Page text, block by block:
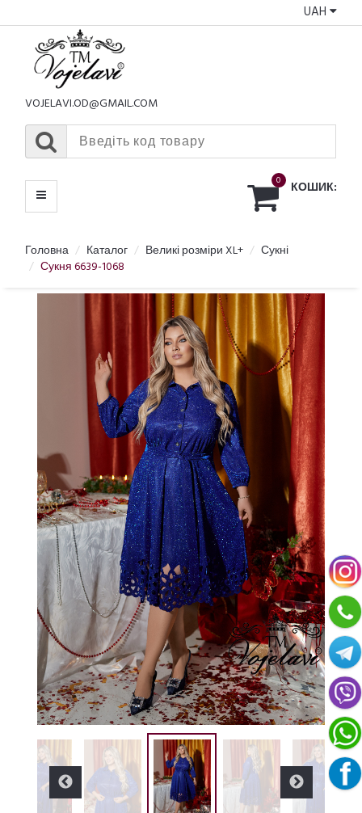
UAH
VOJELAVI.OD@GMAIL.COM
0 КОШИК:
МЕНЮ
Головна Каталог Великі розміри XL+
Сукні
Сукня 6639-1068